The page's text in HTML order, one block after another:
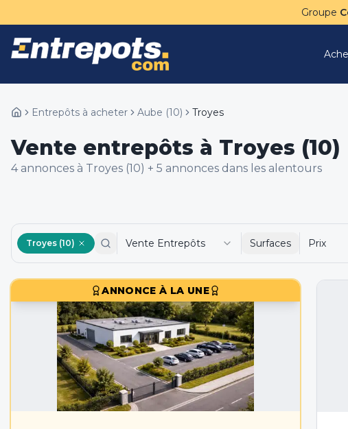
Groupe
Entrepôts à acheter Aube (10) Troyes
Vente entrepôts à Troyes (10)
4annonces à Troyes (10) + 5 annonces dans les alentours
Troyes (10) Vente Entrepôts Surfaces Prix
ANNONCE À LA UNE